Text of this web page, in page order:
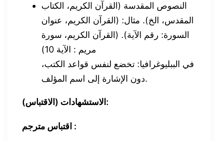
النصوص المقدسة (القرآن الكريم، الكتاب
المقدس، الخ). مثال: (القرآن الكريم، عنوان
السورة: رقم الآية). (القرآن الكريم، سورة
مريم : الآية 10)
في الببليوغرافيا: تخضع لنفس قواعد الكتب،
دون الإشارة إلى اسم المؤلف.
الاستشهادات (الاقتباس):
اقتباس مترجم :